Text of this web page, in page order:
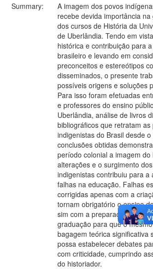
Summary:
A imagem dos povos
recebe devida importância
dos cursos de História da
de Uberlândia. Tendo em
histórica e contribuição para
brasileiro e levando em
preconceitos e estereótipos
disseminados, o presente
possíveis origens e soluções
Para isso foram efetuadas
e professores do ensino
Uberlândia, análise de livros
bibliográficos que retratam as
indigenistas do Brasil desde
conclusões obtidas
período colonial a imagem
alterações e o surgimento
indigenistas contribuiu para a
falhas na educação. Falhas
corrigidas apenas com a
tornam obrigatório o ensino
sim com a preparação do
graduação para que o
bagagem teórica significativa
possa estabelecer debates
com criticidade, cumprindo
do historiador.